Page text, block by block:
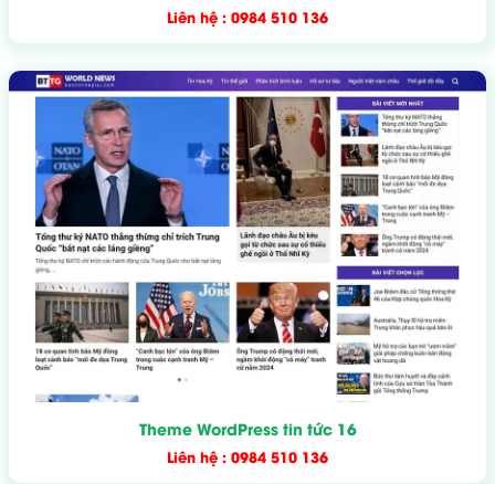
Liên hệ : 0984 510 136
Theme WordPress tin tức 16
Liên hệ : 0984 510 136